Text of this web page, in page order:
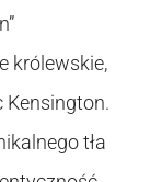
królewskie,
Kensington.
tła